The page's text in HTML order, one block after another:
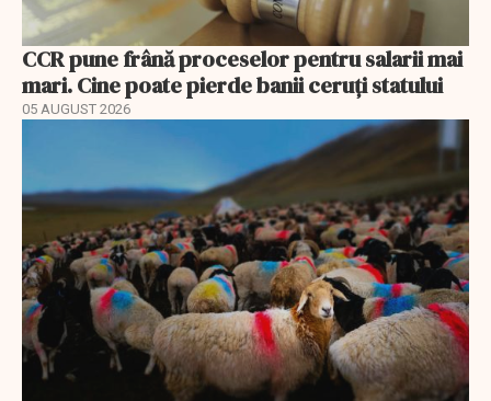
CCR pune frână proceselor pentru salarii mai
mari. Cine poate pierde banii ceruți statului
05 AUGUST 2026